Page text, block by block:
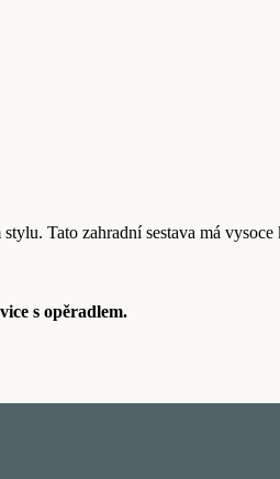
Tato zahradní sestava má
s opěradlem.